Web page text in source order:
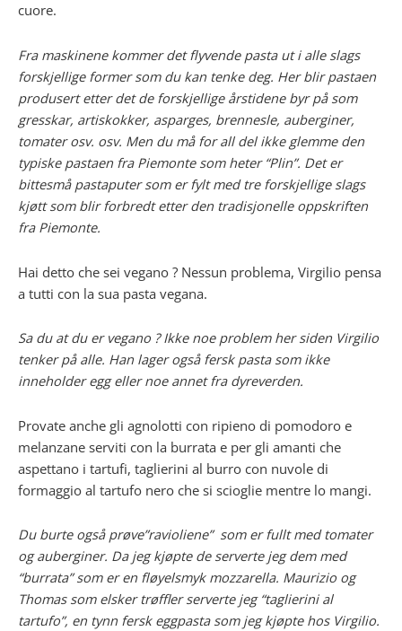
cuore.
Fra maskinene kommer det flyvende pasta ut i alle slags
forskjellige former som du kan tenke deg. Her blir pastaen
produsert etter det de forskjellige årstidene byr på som
gresskar, artiskokker, asparges, brennesle, auberginer,
tomater osv. osv. Men du må for all del ikke glemme den
typiske pastaen fra Piemonte som heter “Plin”. Det er
bittesmå pastaputer som er fylt med tre forskjellige slags
kjøtt som blir forbredt etter den tradisjonelle oppskriften
fra Piemonte.
Hai detto che sei vegano ? Nessun problema, Virgilio pensa
a tutti con la sua pasta vegana.
Sa du at du er vegano ? Ikke noe problem her siden Virgilio
tenker på alle. Han lager også fersk pasta som ikke
inneholder egg eller noe annet fra dyreverden.
Provate anche gli agnolotti con ripieno di pomodoro e
melanzane serviti con la burrata e per gli amanti che
aspettano i tartufi, taglierini al burro con nuvole di
formaggio al tartufo nero che si scioglie mentre lo mangi.
Du burte også prøve”ravioliene” som er fullt med tomater
og auberginer. Da jeg kjøpte de serverte jeg dem med
“burrata” som er en fløyelsmyk mozzarella. Maurizio og
Thomas som elsker trøffler serverte jeg “taglierini al
tartufo”, en tynn fersk eggpasta som jeg kjøpte hos Virgilio.